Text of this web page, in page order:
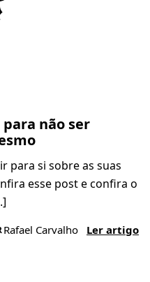
não ser
para si sobre as suas
esse post e confira o
Rafael Carvalho Ler artigo